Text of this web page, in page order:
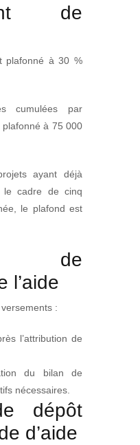
de
plafonné à 30 %
cumulées par
à 75 000
ayant déjà
le cadre de cinq
le plafond est
de
l’aide
:
l’attribution de
du bilan de
nécessaires.
dépôt
d’aide